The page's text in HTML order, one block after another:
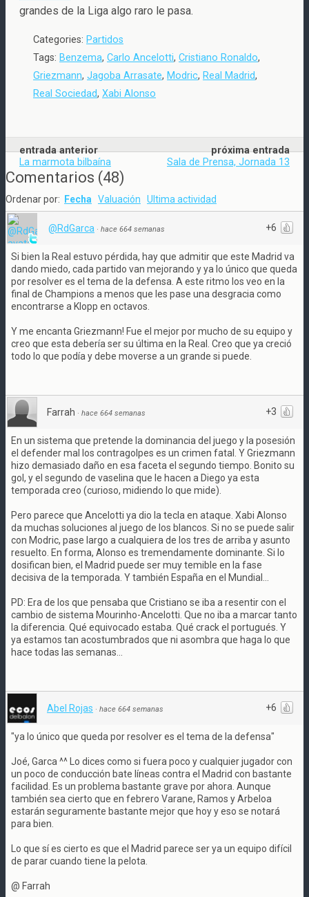
grandes de la Liga algo raro le pasa.
Categories: Partidos
Tags: Benzema, Carlo Ancelotti, Cristiano Ronaldo,
Griezmann, Jagoba Arrasate, Modric, Real Madrid,
Real Sociedad, Xabi Alonso
entrada anterior
La marmota bilbaína
próxima entrada
Sala de Prensa, Jornada 13
Comentarios (48)
Ordenar por: Fecha Valuación Ultima actividad
+6
@RdGarca · hace 664 semanas
Si bien la Real estuvo pérdida, hay que admitir que este Madrid va
dando miedo, cada partido van mejorando y ya lo único que queda
por resolver es el tema de la defensa. A este ritmo los veo en la
final de Champions a menos que les pase una desgracia como
encontrarse a Klopp en octavos.
Y me encanta Griezmann! Fue el mejor por mucho de su equipo y
creo que esta debería ser su última en la Real. Creo que ya creció
todo lo que podía y debe moverse a un grande si puede.
+3
Farrah · hace 664 semanas
En un sistema que pretende la dominancia del juego y la posesión
el defender mal los contragolpes es un crimen fatal. Y Griezmann
hizo demasiado daño en esa faceta el segundo tiempo. Bonito su
gol, y el segundo de vaselina que le hacen a Diego ya esta
temporada creo (curioso, midiendo lo que mide).
Pero parece que Ancelotti ya dio la tecla en ataque. Xabi Alonso
da muchas soluciones al juego de los blancos. Si no se puede salir
con Modric, pase largo a cualquiera de los tres de arriba y asunto
resuelto. En forma, Alonso es tremendamente dominante. Si lo
dosifican bien, el Madrid puede ser muy temible en la fase
decisiva de la temporada. Y también España en el Mundial...
PD: Era de los que pensaba que Cristiano se iba a resentir con el
cambio de sistema Mourinho-Ancelotti. Que no iba a marcar tanto
la diferencia. Qué equivocado estaba. Qué crack el portugués. Y
ya estamos tan acostumbrados que ni asombra que haga lo que
hace todas las semanas...
+6
Abel Rojas · hace 664 semanas
"ya lo único que queda por resolver es el tema de la defensa"
Joé, Garca ^^ Lo dices como si fuera poco y cualquier jugador con
un poco de conducción bate líneas contra el Madrid con bastante
facilidad. Es un problema bastante grave por ahora. Aunque
también sea cierto que en febrero Varane, Ramos y Arbeloa
estarán seguramente bastante mejor que hoy y eso se notará
para bien.
Lo que sí es cierto es que el Madrid parece ser ya un equipo difícil
de parar cuando tiene la pelota.
@ Farrah